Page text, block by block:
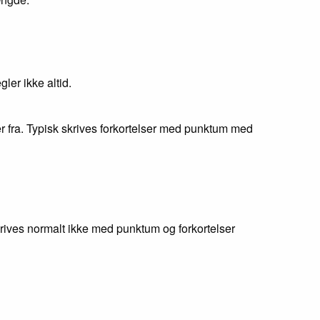
ikke altid.
Typisk skrives forkortelser med punktum med
normalt ikke med punktum og forkortelser